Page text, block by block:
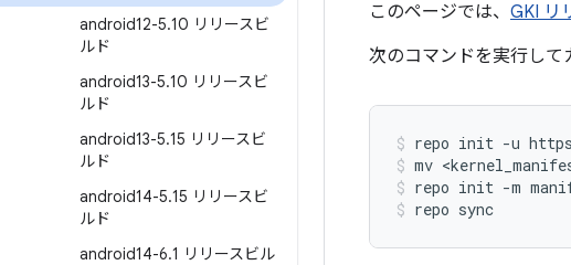
android12-5.10 リリースビ
ルド
android13-5.10 リリースビ
ルド
android13-5.15 リリースビ
ルド
android14-5.15 リリースビ
ルド
android14-6.1 リリースビル
このページでは、 GKI リ
次のコマンドを実行して
repo init -u
mv
repo init -m
repo sync